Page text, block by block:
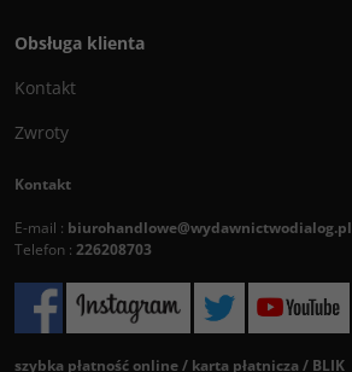
Obsługa klienta
Kontakt
Zwroty
Kontakt
E-mail : biurohandlowe@wydawnictwodialog.pl
Telefon : 226208703
szybka płatność online / karta płatnicza / BLIK